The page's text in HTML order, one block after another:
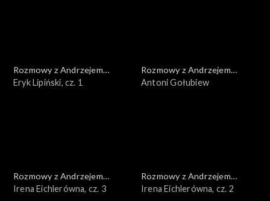
Rozmowy z Andrzejem
Doboszem
Eryk Lipiński, cz. 1
Rozmowy z Andrzejem
Doboszem
Antoni Gołubiew
Rozmowy z Andrzejem
Doboszem
Irena Eichlerówna, cz. 3
Rozmowy z Andrzejem
Doboszem
Irena Eichlerówna, cz. 2